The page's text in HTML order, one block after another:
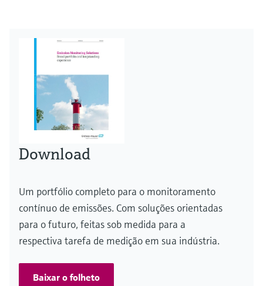
Download
Um portfólio completo para o monitoramento
contínuo de emissões. Com soluções orientadas
para o futuro, feitas sob medida para a
respectiva tarefa de medição em sua indústria.
Baixar o folheto